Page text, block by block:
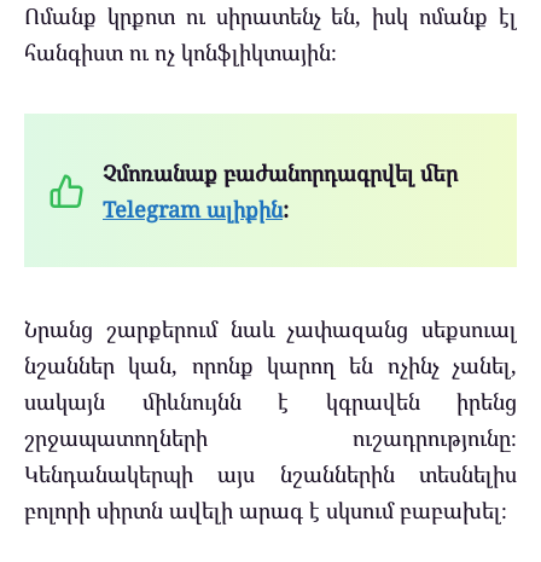
Ոմանք կրքոտ ու սիրատենչ են, իսկ ոմանք էլ
հանգիստ ու ոչ կոնֆլիկտային։
Չմոռանաք բաժանորդագրվել մեր
Telegram ալիքին:
Նրանց շարքերում նաև չափազանց սեքսուալ
նշաններ կան, որոնք կարող են ոչինչ չանել,
սակայն միևնույնն է կգրավեն իրենց
շրջապատողների ուշադրությունը։
Կենդանակերպի այս նշաններին տեսնելիս
բոլորի սիրտն ավելի արագ է սկսում բաբախել։